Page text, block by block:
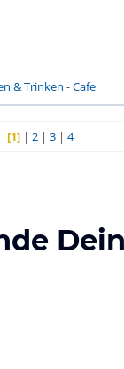
& Trinken -Cafe
[1]| 2| 3| 4